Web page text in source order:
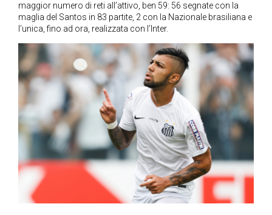
maggior numero di reti all’attivo, ben 59: 56 segnate con la
maglia del Santos in 83 partite, 2 con la Nazionale brasiliana e
l’unica, fino ad ora, realizzata con l’Inter.